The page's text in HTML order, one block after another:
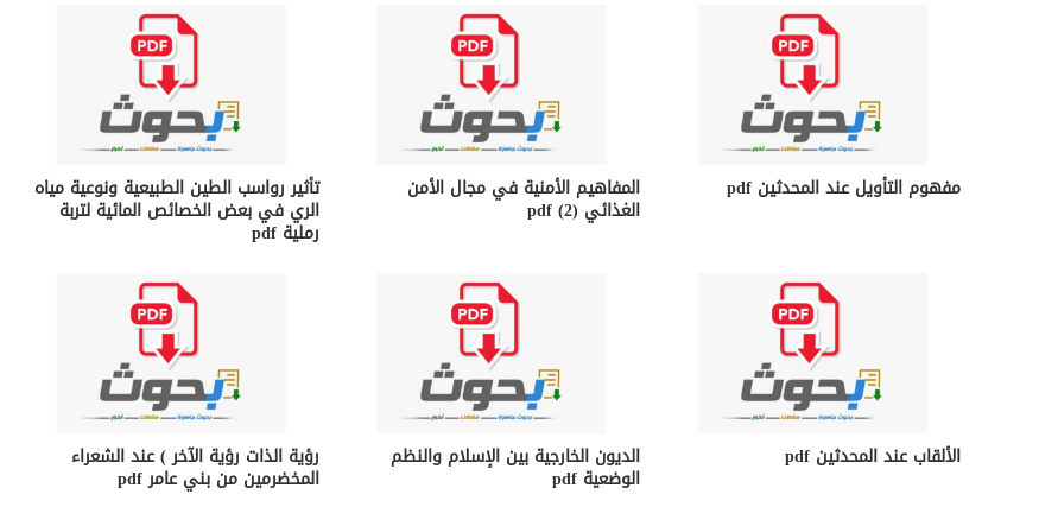
مفهوم التأويل عند المحدثين pdf المفاهيم الأمنية في مجال الأمن
الغذائي (2) pdf
تأثير رواسب الطين الطبيعية ونوعية مياه
الري في بعض الخصائص المائية لتربة
رملية pdf
الألقاب عند المحدثين pdf الديون الخارجية بين الإسلام والنظم
الوضعية pdf
رؤية الذات رؤية الآخر ) عند الشعراء
المخضرمين من بني عامر pdf